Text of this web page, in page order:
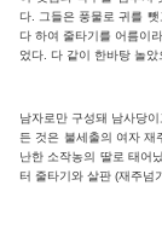
다. 그들은 풍물로 귀를
다 하여 줄타기를 어름이
었다. 다 같이 한바탕 놀았
남자로만 구성돼 남사당
든 것은 불세출의 여자 재
난한 소작농의 딸로 태어
터 줄타기와 살판 (재주넘